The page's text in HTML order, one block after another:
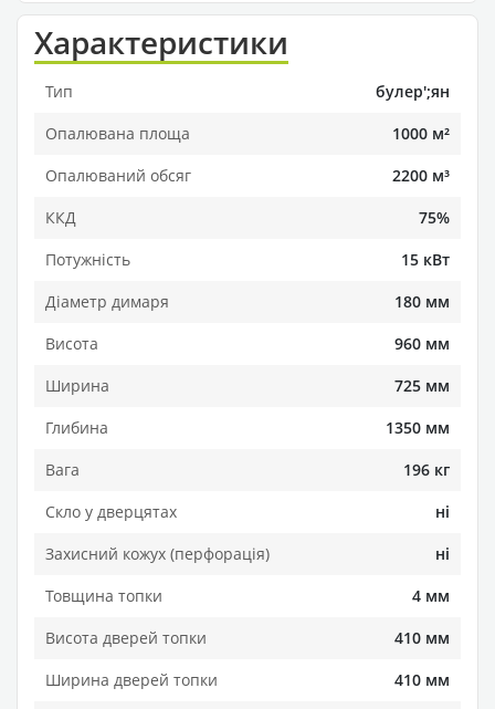
Характеристики
Тип
булер';ян
Опалювана площа
1000 м²
Опалюваний обсяг
2200 м³
ККД
75%
Потужність
15 кВт
Діаметр димаря
180 мм
Висота
960 мм
Ширина
725 мм
Глибина
1350 мм
Вага
196 кг
Скло у дверцятах
ні
Захисний кожух (перфорація)
ні
Товщина топки
4 мм
Висота дверей топки
410 мм
Ширина дверей топки
410 мм